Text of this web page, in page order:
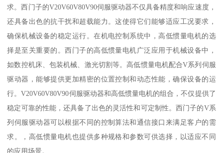
求。西门子的V20V60V80V90伺服驱动器不仅具备精度和响应速度，
还具备出色的抗干扰和超载能力。这使得它们能够适应工况要求，
确保机械设备的稳定运行。在机电控制系统中，高低惯量电机的选
择是至关重要的。西门子的高低惯量电机广泛应用于机械设备中，
如数控机床、包装机械、激光切割等。高低惯量电机配合V系列伺服
驱动器，能够提供更加精密的位置控制和动态性能，确保设备的运
行。V20V60V80V90伺服驱动器和高低惯量电机的组合，不仅提供了
稳定可靠的性能，还具备了出色的灵活性和可定制性。西门子的V系
列伺服驱动器可以根据不同的控制算法和通信接口来满足客户的需
求。，高低惯量电机也提供多种规格和参数可供选择，以适应不同
的应用场景。